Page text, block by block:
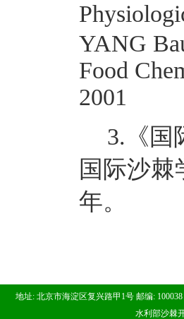
YANG
Food
2001
3.《国
国际沙
年。
地址: 北京市海淀区复兴路甲1号 邮编:
水利部沙棘